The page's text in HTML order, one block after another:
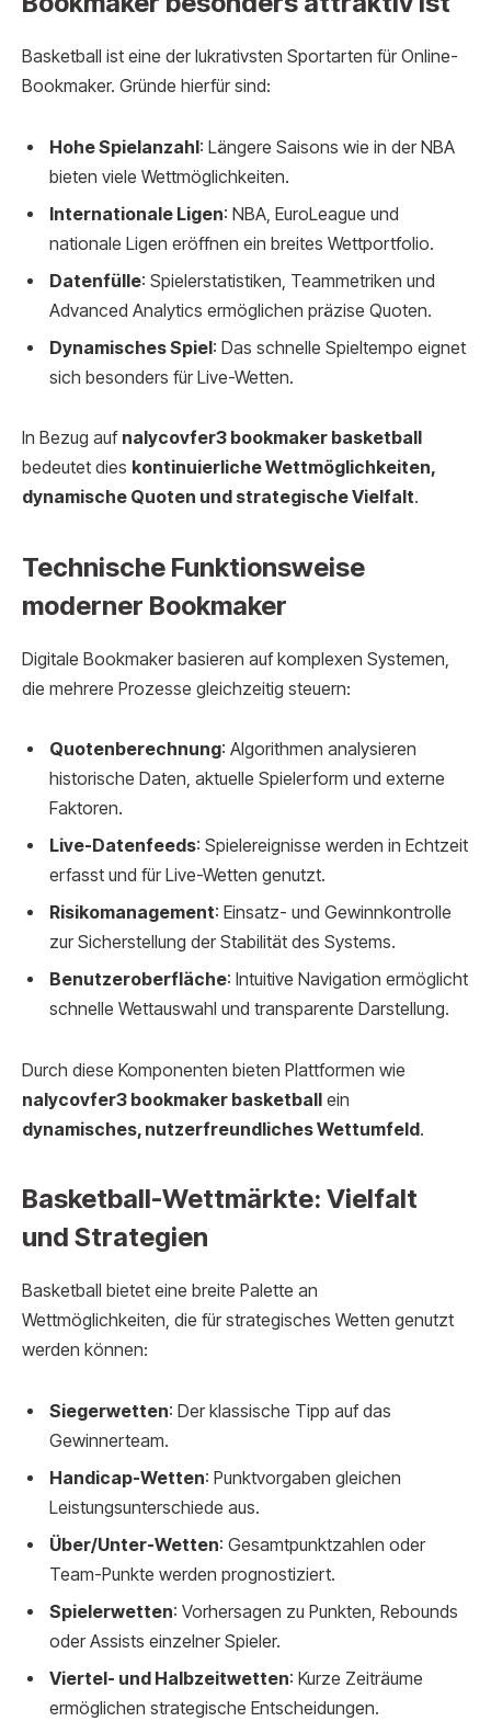
Basketball ist eine der lukrativsten Sportarten für Online-
Bookmaker. Gründe hierfür sind:
Hohe Spielanzahl: Längere Saisons wie in der NBA
bieten viele Wettmöglichkeiten.
Internationale Ligen: NBA, EuroLeague und
nationale Ligen eröffnen ein breites Wettportfolio.
Datenfülle: Spielerstatistiken, Teammetriken und
Advanced Analytics ermöglichen präzise Quoten.
Dynamisches Spiel: Das schnelle Spieltempo eignet
sich besonders für Live-Wetten.
In Bezug auf nalycovfer3 bookmaker basketball
bedeutet dies kontinuierliche Wettmöglichkeiten,
dynamische Quoten und strategische Vielfalt.
Technische Funktionsweise
moderner Bookmaker
Digitale Bookmaker basieren auf komplexen Systemen,
die mehrere Prozesse gleichzeitig steuern:
Quotenberechnung: Algorithmen analysieren
historische Daten, aktuelle Spielerform und externe
Faktoren.
Live-Datenfeeds: Spielereignisse werden in Echtzeit
erfasst und für Live-Wetten genutzt.
Risikomanagement: Einsatz- und Gewinnkontrolle
zur Sicherstellung der Stabilität des Systems.
Benutzeroberfläche: Intuitive Navigation ermöglicht
schnelle Wettauswahl und transparente Darstellung.
Durch diese Komponenten bieten Plattformen wie
nalycovfer3 bookmaker basketball ein
dynamisches, nutzerfreundliches Wettumfeld.
Basketball-Wettmärkte: Vielfalt
und Strategien
Basketball bietet eine breite Palette an
Wettmöglichkeiten, die für strategisches Wetten genutzt
werden können:
Siegerwetten: Der klassische Tipp auf das
Gewinnerteam.
Handicap-Wetten: Punktvorgaben gleichen
Leistungsunterschiede aus.
Über/Unter-Wetten: Gesamtpunktzahlen oder
Team-Punkte werden prognostiziert.
Spielerwetten: Vorhersagen zu Punkten, Rebounds
oder Assists einzelner Spieler.
Viertel- und Halbzeitwetten: Kurze Zeiträume
ermöglichen strategische Entscheidungen.